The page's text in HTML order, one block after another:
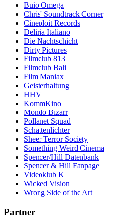
Buio Omega
Chris' Soundtrack Corner
Cineploit Records
Deliria Italiano
Die Nachtschicht
Dirty Pictures
Filmclub 813
Filmclub Bali
Film Maniax
Geisterhaltung
HHV
KommKino
Mondo Bizarr
Pollanet Squad
Schattenlichter
Sheer Terror Society
Something Weird Cinema
Spencer/Hill Datenbank
Spencer & Hill Fanpage
Videoklub K
Wicked Vision
Wrong Side of the Art
Partner